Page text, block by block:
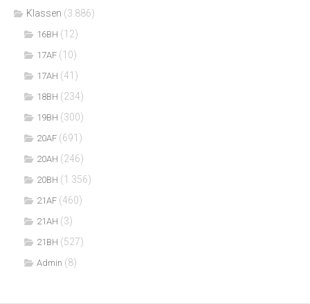
Klassen (3.886)
16BH (12)
17AF (10)
17AH (41)
18BH (234)
19BH (300)
20AF (691)
20AH (246)
20BH (1.356)
21AF (460)
21AH (3)
21BH (527)
Admin (8)